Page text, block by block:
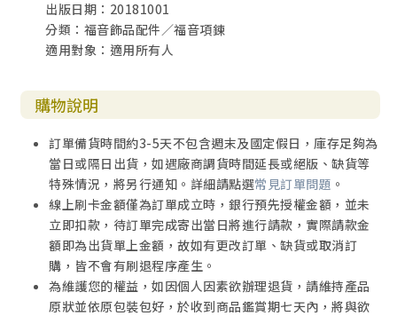
出版日期：20181001
分類：福音飾品配件／福音項鍊
適用對象：適用所有人
購物說明
訂單備貨時間約3-5天不包含週末及國定假日，庫存足夠為
當日或隔日出貨，如遇廠商調貨時間延長或絕版、缺貨等
特殊情況，將另行通知。詳細請點選常見訂單問題 。
線上刷卡金額僅為訂單成立時，銀行預先授權金額，並未
立即扣款，待訂單完成寄出當日將進行請款，實際請款金
額即為出貨單上金額，故如有更改訂單、缺貨或取消訂
購，皆不會有刷退程序產生。
為維護您的權益，如因個人因素欲辦理退貨，請維持產品
原狀並依原包裝包好，於收到商品鑑賞期七天內，將與欲